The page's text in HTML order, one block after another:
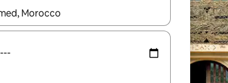
结果，请使用上下方向键查看，或通过点击或滑动手势浏览。